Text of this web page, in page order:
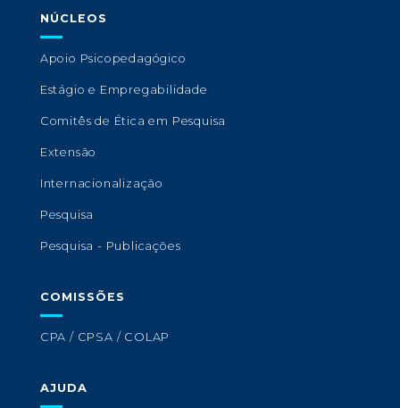
NÚCLEOS
Apoio Psicopedagógico
Estágio e Empregabilidade
Comitês de Ética em Pesquisa
Extensão
Internacionalização
Pesquisa
Pesquisa - Publicações
COMISSÕES
CPA / CPSA / COLAP
AJUDA